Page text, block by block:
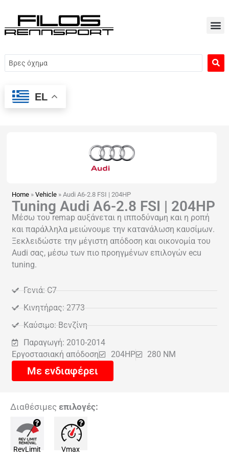
περιεχόμενο
Search
...
EL
Home »Vehicle »Audi A6-2.8 FSI | 204HP
Tuning Audi A6-2.8 FSI | 204HP
Μέσω του remap αυξάνεται η ιπποδύναμη και η ροπή
και παράλληλα μειώνουμε την κατανάλωση καυσίμων.
Ξεκλειδώστε την μέγιστη απόδοση και οικονομία του
Audi σας, μέσω των πιο προηγμένων επιλογών ecu
tuning.
Γενιά: C7
Κινητήρας: 2773
Καύσιμο: Βενζίνη
Παραγωγή: 2010-2014
Εργοστασιακή απόδοση
204HP 280 NM
Με ενδιαφέρει
Διαθέσιμες επιλογές:
RevLimit Vmax